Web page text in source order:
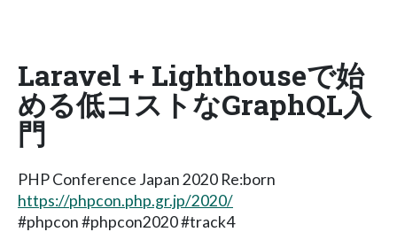
Laravel + Lighthouseで始
める低コストなGraphQL入
門
PHP Conference Japan 2020 Re:born
https://phpcon.php.gr.jp/2020/
#phpcon #phpcon2020 #track4